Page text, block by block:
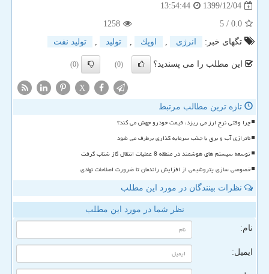
1399/12/04
13:54:44
0.0
/ 5
1258
تگهای خبر:
انرژی , اوپك , تولید , تولید نفت
این مطلب را می پسندید؟ (0)
(0)
X
تازه ترین مطالب مرتبط
چرا وقتی نرخ ارز می ریزد، قیمت خودرو جهش می کند؟
ناترازی آب و برق با جذب سرمایه گذاری برطرف می شود
توسعه سیستم های هوشمند در منطقه 8 عملیات انتقال گاز شتاب گرفت
خصوصی سازی پتروشیمی از افزایش راندمان تا ضرورت اصلاحات نهادی
نظرات بینندگان در مورد این مطلب
نظر شما در مورد این مطلب
نام:
ایمیل: